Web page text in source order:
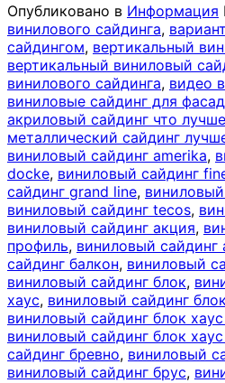
Опубликовано в Информация
винилового сайдинга,
сайдингом, вертикальный
вертикальный виниловый
винилового сайдинга, видео
виниловые сайдинг для
акриловый сайдинг что лучше
металлический сайдинг
виниловый сайдинг amerika,
docke, виниловый сайдинг
сайдинг grand line,
виниловый сайдинг tecos,
виниловый сайдинг акция,
профиль, виниловый сайдинг
сайдинг балкон, виниловый
виниловый сайдинг блок,
хаус, виниловый сайдинг
виниловый сайдинг блок
виниловый сайдинг блок
сайдинг бревно, виниловый
виниловый сайдинг брус,